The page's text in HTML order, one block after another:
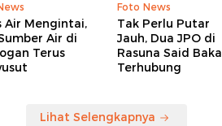
Air Mengintai,
Air di
Terus
Foto News
Tak Perlu Putar
Jauh, Dua JPO di
Rasuna Said Bakal
Terhubung
Lihat Selengkapnya